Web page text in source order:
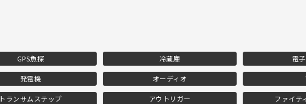
GPS魚探 冷蔵庫 電
発電機 オーディオ
トランサムステップ アウトリガー ファイテ